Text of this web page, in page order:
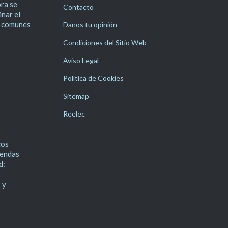
se
el
y
Contacto
Danos tu opinión
Condiciones del Sitio Web
Aviso Legal
Política de Cookies
Sitemap
Reelec